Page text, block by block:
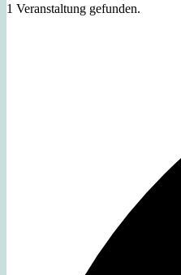
1 Veranstaltung gefunden.